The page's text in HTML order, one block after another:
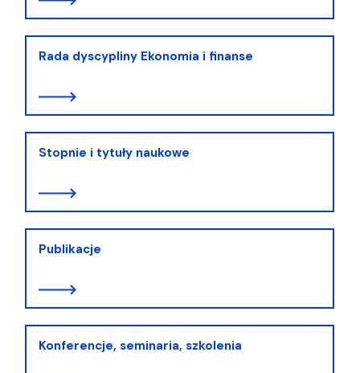
Rada dyscypliny Ekonomia i finanse
Stopnie i tytuły naukowe
Publikacje
Konferencje, seminaria, szkolenia